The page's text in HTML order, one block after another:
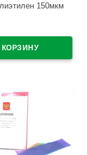
150мкм
М арт У 285